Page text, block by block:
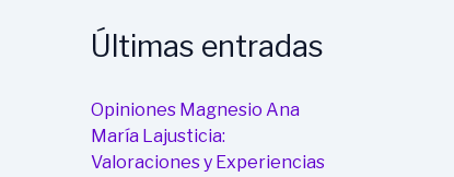
Últimas entradas
Opiniones Magnesio Ana
María Lajusticia:
Valoraciones y Experiencias